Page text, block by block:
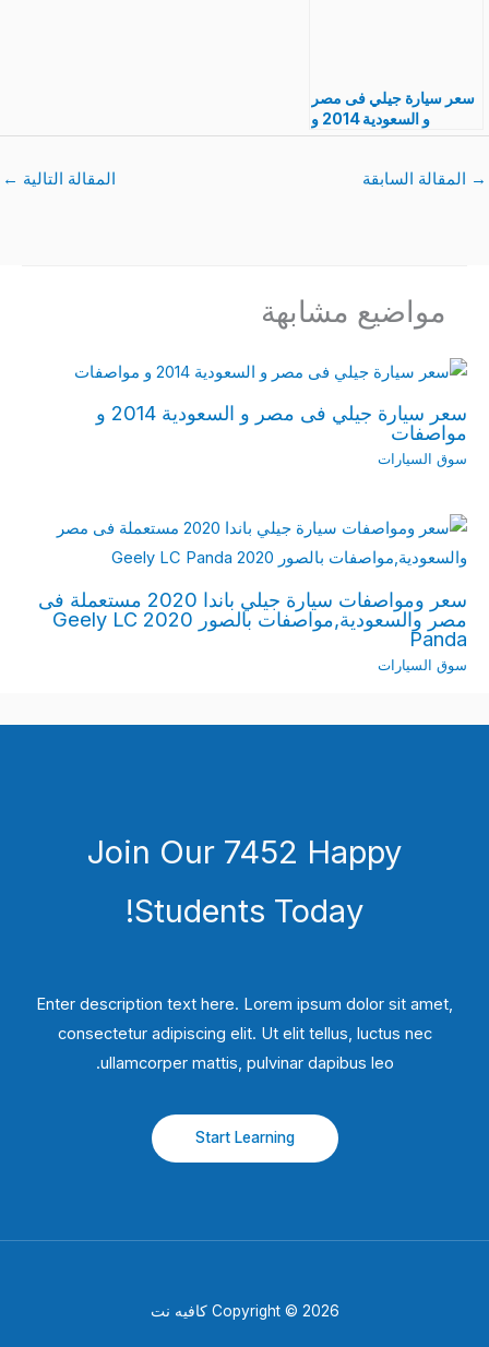
سعر سيارة جيلي فى مصر
و السعودية 2014 و
مواصفات
→ المقالة السابقة المقالة التالية ←
مواضيع مشابهة
سعر سيارة جيلي فى مصر و السعودية 2014 و
مواصفات
سوق السيارات
سعر ومواصفات سيارة جيلي باندا 2020 مستعملة فى
مصر والسعودية,مواصفات بالصور 2020 Geely LC
Panda
سوق السيارات
Join Our 7452 Happy
Students​ Today!
Enter description text here. Lorem ipsum dolor sit amet,
consectetur adipiscing elit. Ut elit tellus, luctus nec
ullamcorper mattis, pulvinar dapibus leo.​
Start Learning
Copyright © 2026 كافيه نت